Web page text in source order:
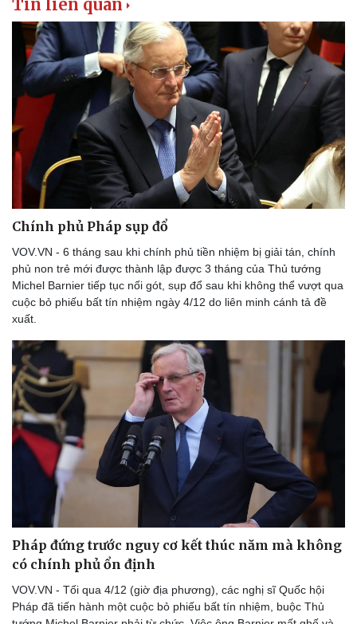
Tin liên quan
Chính phủ Pháp sụp đổ
VOV.VN - 6 tháng sau khi chính phủ tiền nhiệm bị giải tán, chính
phủ non trẻ mới được thành lập được 3 tháng của Thủ tướng
Michel Barnier tiếp tục nối gót, sụp đổ sau khi không thể vượt qua
cuộc bỏ phiếu bất tín nhiệm ngày 4/12 do liên minh cánh tả đề
xuất.
Pháp đứng trước nguy cơ kết thúc năm mà không
có chính phủ ổn định
VOV.VN - Tối qua 4/12 (giờ địa phương), các nghị sĩ Quốc hội
Pháp đã tiến hành một cuộc bỏ phiếu bất tín nhiệm, buộc Thủ